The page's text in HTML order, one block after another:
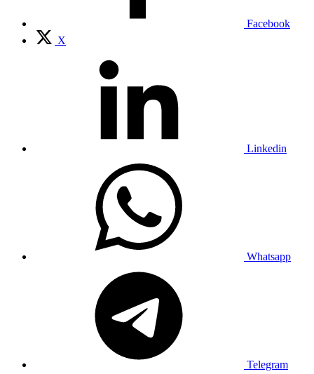
Facebook
X
Linkedin
Whatsapp
Telegram